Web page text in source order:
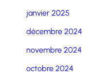
janvier 2025
décembre 2024
novembre 2024
octobre 2024